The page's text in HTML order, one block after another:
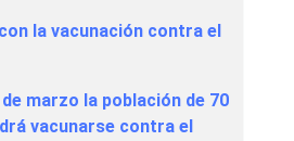
la vacunación contra el
marzo la población de 70
vacunarse contra el